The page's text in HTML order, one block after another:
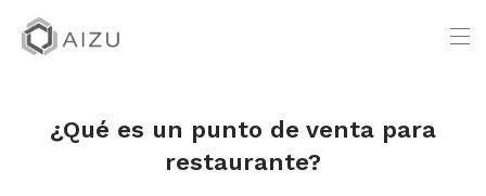
¿Qué es un punto de venta para
restaurante?